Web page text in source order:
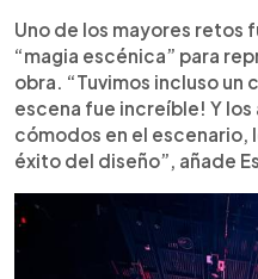
Uno de los mayores retos
“magia escénica” para
obra. “Tuvimos incluso un
escena fue increíble! Y
cómodos en el escenario,
éxito del diseño”, añade